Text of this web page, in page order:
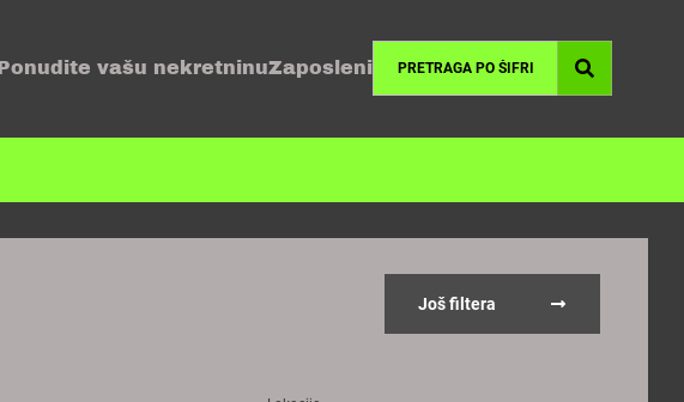
Ponudite vašu nekretninuZaposleni
Još filtera